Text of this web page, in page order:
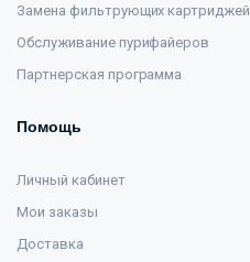
Замена фильтрующих картриджей
Обслуживание пурифайеров
Партнерская программа
Помощь
Личный кабинет
Мои заказы
Доставка